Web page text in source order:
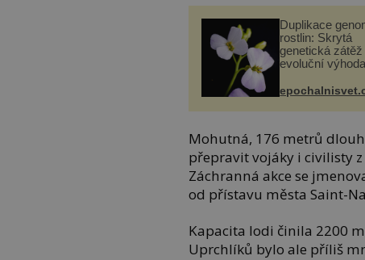
Duplikace
rostlin: Skrytá
genetická zátěž
evoluční výhoda
Mohutná, 176 metrů
přepravit vojáky i civilisty
Záchranná akce se
od přístavu města Saint-
Kapacita lodi činila 2200
Uprchlíků bylo ale příliš